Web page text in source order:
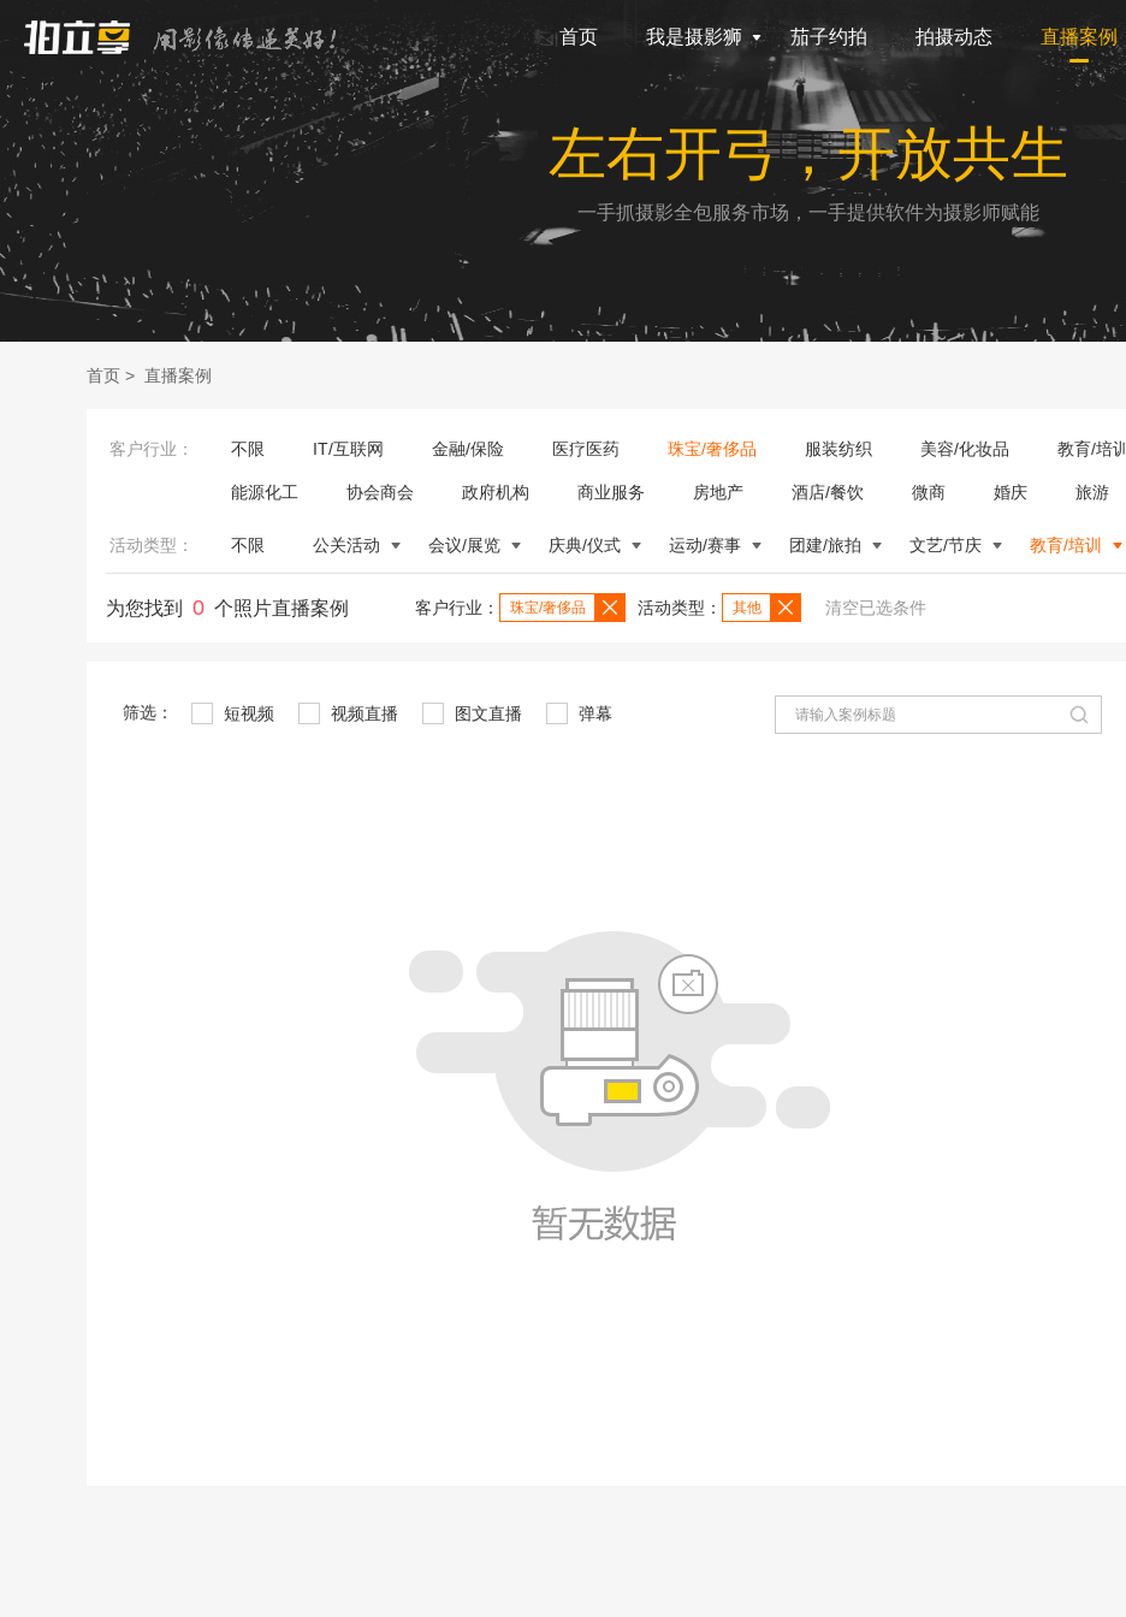
首页 我是摄影狮 茄子约拍 拍摄动态 直播案例
左右开弓，开放共生
一手抓摄影全包服务市场，一手提供软件为摄影师赋能
首页 > 直播案例
客户行业： 不限 IT/互联网 金融/保险 医疗医药 珠宝/奢侈品 服装纺织 美容/化妆品 教育/培训
能源化工 协会商会 政府机构 商业服务 房地产 酒店/餐饮 微商 婚庆 旅游
活动类型： 不限 公关活动 会议/展览 庆典/仪式 运动/赛事 团建/旅拍 文艺/节庆 教育/培训
为您找到 0 个照片直播案例 客户行业： 珠宝/奢侈品 活动类型： 其他 清空已选条件
筛选： 短视频 视频直播 图文直播 弹幕